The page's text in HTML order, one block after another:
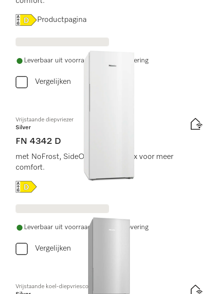
Online Label Flag, Energielabel
Productpagina
Leverbaar uit voorraad met gratis levering
Vergelijken
Vrijstaande diepvriezer
Silver
FN 4342 D
met NoFrost, SideOpen en XXL box voor meer
comfort.
Online Label Flag, Energielabel
Leverbaar uit voorraad met gratis levering
Vergelijken
Vrijstaande koel-diepvriescombinatie